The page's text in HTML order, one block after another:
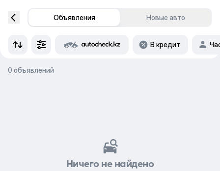
Объявления Новые авто
В кредит
0 объявлений
Ничего не найдено